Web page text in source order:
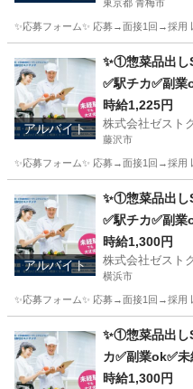
東京都 青梅市
✨応募フォーム✨ 応募→面接1回→採用
キッチン ス
アルバイト
✨①惣菜品出し
✅駅チカ✅副
✅扶養内ok
時給1,225円
株式会社ゼス
藤沢市
✨応募フォーム✨ 応募→面接1回→採用
キッチン
アルバイト
✨①惣菜品出し
✅駅チカ✅副
✅扶養内ok
時給1,300円
株式会社ゼス
横浜市
✨応募フォーム✨ 応募→面接1回→採用
キッチン
✨①惣菜品出し
カ✅副業ok✅
内ok
時給1,300円